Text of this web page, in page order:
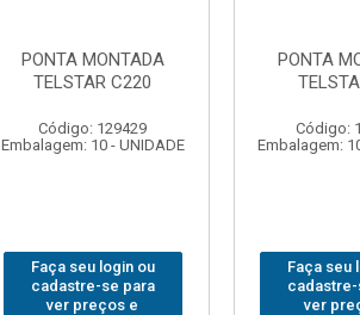
PONTA MONTADA
TELSTAR C220
Código: 129429
Embalagem: 10 - UNIDADE
Faça seu login ou
cadastre-se para
ver preços e
PONTA
Código:
Embalagem:
Faça seu
ver